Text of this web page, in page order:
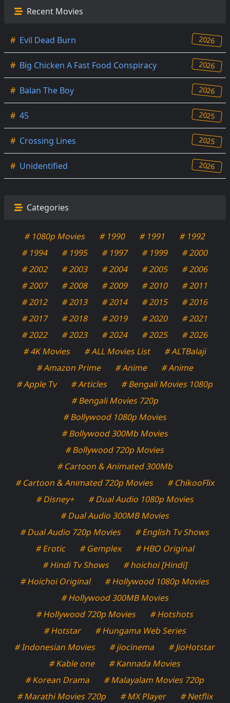
Recent Movies
# Evil Dead Burn 2026
# Big Chicken A Fast Food Conspiracy 2026
# Balan The Boy 2026
# 45 2025
# Crossing Lines 2025
# Unidentified 2026
Categories
# 1080p Movies # 1990 # 1991
# 1992
# 1994
# 1995 # 1997 # 1999
# 2000
# 2002
# 2003 # 2004 # 2005
# 2006
# 2007
# 2008 # 2009 # 2010
# 2011
# 2012
# 2013 # 2014 # 2015
# 2016
# 2017
# 2018 # 2019 # 2020
# 2021
# 2022
# 2023 # 2024 # 2025
# 2026
# 4K Movies
# ALL Movies List
# ALTBalaji
# Amazon Prime
# Anime
# Anime
# Apple Tv
# Articles
# Bengali Movies 1080p
# Bengali Movies 720p
# Bollywood 1080p Movies
# Bollywood 300Mb Movies
# Bollywood 720p Movies
# Cartoon & Animated 300Mb
# Cartoon & Animated 720p Movies
# ChikooFlix
# Disney+
# Dual Audio 1080p Movies
# Dual Audio 300MB Movies
# Dual Audio 720p Movies
# English Tv Shows
# Erotic
# Gemplex
# HBO Original
# Hindi Tv Shows
# hoichoi [Hindi]
# Hoichoi Original
# Hollywood 1080p Movies
# Hollywood 300MB Movies
# Hollywood 720p Movies
# Hotshots
# Hotstar
# Hungama Web Series
# Indonesian Movies
# jiocinema
# JioHotstar
# Kable one
# Kannada Movies
# Korean Drama
# Malayalam Movies 720p
# Marathi Movies 720p
# MX Player
# Netflix